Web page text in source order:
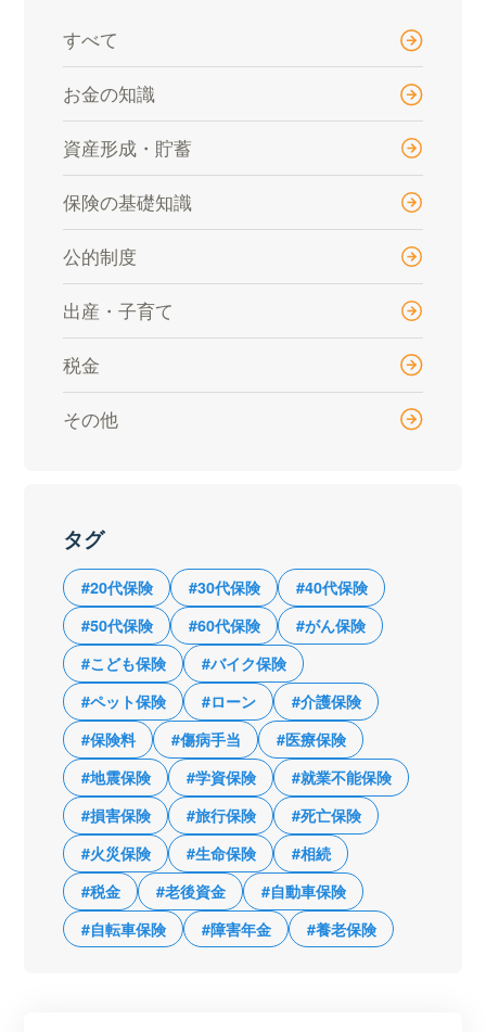
すべて
お金の知識
資産形成・貯蓄
保険の基礎知識
公的制度
出産・子育て
税金
その他
タグ
#20代保険 #30代保険
#40代保険
#50代保険
#60代保険
#がん保険
#こども保険
#バイク保険
#ペット保険
#ローン
#介護保険
#保険料
#傷病手当
#医療保険
#地震保険
#学資保険
#就業不能保険
#損害保険
#旅行保険
#死亡保険
#火災保険
#生命保険
#相続
#税金
#老後資金
#自動車保険
#自転車保険
#障害年金 #養老保険